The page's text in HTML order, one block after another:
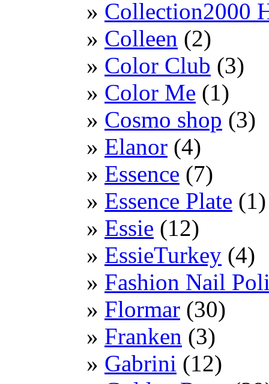
Collection2000
Colleen (2)
Color Club (3)
Color Me (1)
Cosmo shop (3)
Elanor (4)
Essence (7)
Essence Plate (1)
Essie (12)
EssieTurkey (4)
Fashion Nail
Flormar (30)
Franken (3)
Gabrini (12)